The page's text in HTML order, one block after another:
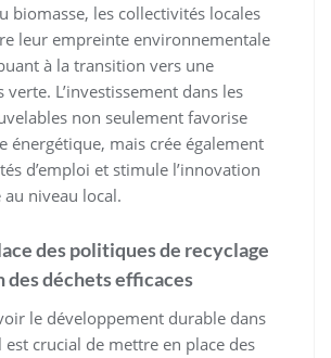
biomasse, les collectivités locales
leur empreinte environnementale
à la transition vers une
L’investissement dans les
non seulement favorise
énergétique, mais crée également
d’emploi et stimule l’innovation
niveau local.
des politiques de recyclage
des déchets efficaces
le développement durable dans
crucial de mettre en place des